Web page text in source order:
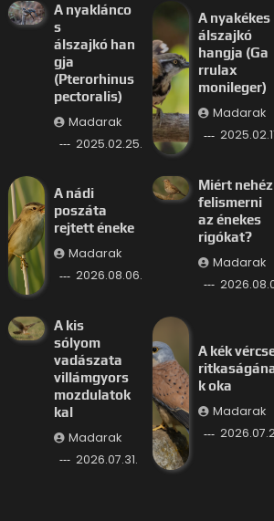
A nyaklánco
s
álszajkó han
gja
(Pterorhinus
pectoralis)
Madarak
2025.02.25.
A nyakékes
álszajkó
hangja (Ga
rrulax
monileger)
Madarak
A nádi
poszáta
rejtett éneke
Madarak
2026.08.06.
Miért nehéz
felismerni
az énekes
rigókat?
Madarak
A kis
sólyom
vadászata
villámgyors
mozdulatok
kal
Madarak
2026.07.31.
A kék
k oka
Madarak